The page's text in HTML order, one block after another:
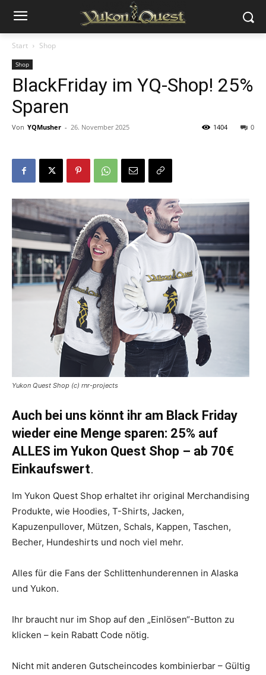
Start Shop
Shop
BlackFriday im YQ-Shop! 25%
Sparen
Von YQMusher - 26. November 2025 0
1404
Yukon Quest Shop (c) rnr-projects
Auch bei uns könnt ihr am Black Friday
wieder eine Menge sparen: 25% auf
ALLES im Yukon Quest Shop – ab 70€
Einkaufswert.
Im Yukon Quest Shop erhaltet ihr original Merchandising
Produkte, wie Hoodies, T-Shirts, Jacken,
Kapuzenpullover, Mützen, Schals, Kappen, Taschen,
Becher, Hundeshirts und noch viel mehr.
Alles für die Fans der Schlittenhunderennen in Alaska
und Yukon.
Ihr braucht nur im Shop auf den „Einlösen“-Button zu
klicken – kein Rabatt Code nötig.
Nicht mit anderen Gutscheincodes kombinierbar – Gültig